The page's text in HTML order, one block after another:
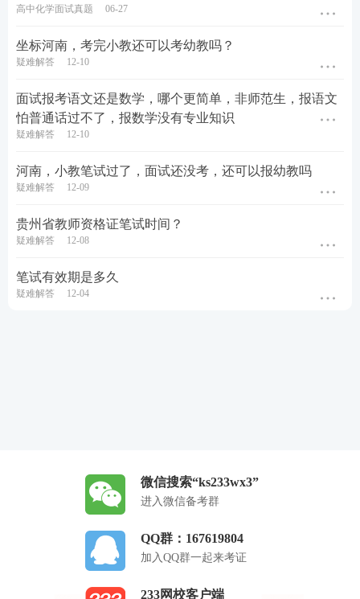
高中化学面试真题 06-27
坐标河南，考完小教还可以考幼教吗？
疑难解答 12-10
面试报考语文还是数学，哪个更简单，非师范生，报语文
怕普通话过不了，报数学没有专业知识
疑难解答 12-10
河南，小教笔试过了，面试还没考，还可以报幼教吗
疑难解答 12-09
贵州省教师资格证笔试时间？
疑难解答 12-08
笔试有效期是多久
疑难解答 12-04
微信搜索“ks233wx3”
进入微信备考群
QQ群：167619804
加入QQ群一起来考证
233网校客户端